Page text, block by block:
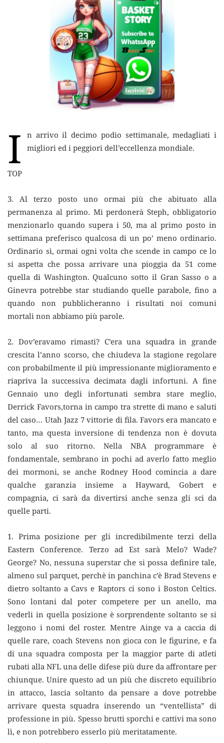
I
n arrivo il decimo podio settimanale, medagliati i
migliori ed i peggiori dell’eccellenza mondiale.
TOP
3. Al terzo posto uno ormai più che abituato alla
permanenza al primo. Mi perdonerà Steph, obbligatorio
menzionarlo quando supera i 50, ma al primo posto in
settimana preferisco qualcosa di un po’ meno ordinario.
Ordinario sì, ormai ogni volta che scende in campo ce lo
si aspetta che possa arrivare una pioggia da 51 come
quella di Washington. Qualcuno sotto il Gran Sasso o a
Ginevra potrebbe star studiando quelle parabole, fino a
quando non pubblicheranno i risultati noi comuni
mortali non abbiamo più parole.
2. Dov’eravamo rimasti? C’era una squadra in grande
crescita l’anno scorso, che chiudeva la stagione regolare
con probabilmente il più impressionante miglioramento e
riapriva la successiva decimata dagli infortuni. A fine
Gennaio uno degli infortunati sembra stare meglio,
Derrick Favors,torna in campo tra strette di mano e saluti
del caso… Utah Jazz 7 vittorie di fila. Favors era mancato e
tanto, ma questa inversione di tendenza non è dovuta
solo al suo ritorno. Nella NBA programmare è
fondamentale, sembrano in pochi ad averlo fatto meglio
dei mormoni, se anche Rodney Hood comincia a dare
qualche garanzia insieme a Hayward, Gobert e
compagnia, ci sarà da divertirsi anche senza gli sci da
quelle parti.
1. Prima posizione per gli incredibilmente terzi della
Eastern Conference. Terzo ad Est sarà Melo? Wade?
George? No, nessuna superstar che si possa definire tale,
almeno sul parquet, perchè in panchina c’è Brad Stevens e
dietro soltanto a Cavs e Raptors ci sono i Boston Celtics.
Sono lontani dal poter competere per un anello, ma
vederli in quella posizione è sorprendente soltanto se si
leggono i nomi del roster. Mentre Ainge va a caccia di
quelle rare, coach Stevens non gioca con le figurine, e fa
di una squadra composta per la maggior parte di atleti
rubati alla NFL una delle difese più dure da affrontare per
chiunque. Unire questo ad un più che discreto equilibrio
in attacco, lascia soltanto da pensare a dove potrebbe
arrivare questa squadra inserendo un “ventellista” di
professione in più. Spesso brutti sporchi e cattivi ma sono
lì, e non potrebbero esserlo più meritatamente.